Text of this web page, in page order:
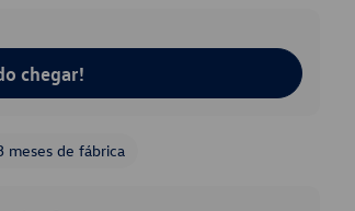
chegar!
meses de fábrica